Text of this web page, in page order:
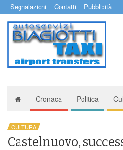
Segnalazioni Contatti Pubblicità
Cronaca Politica
CULTURA
Castelnuovo,